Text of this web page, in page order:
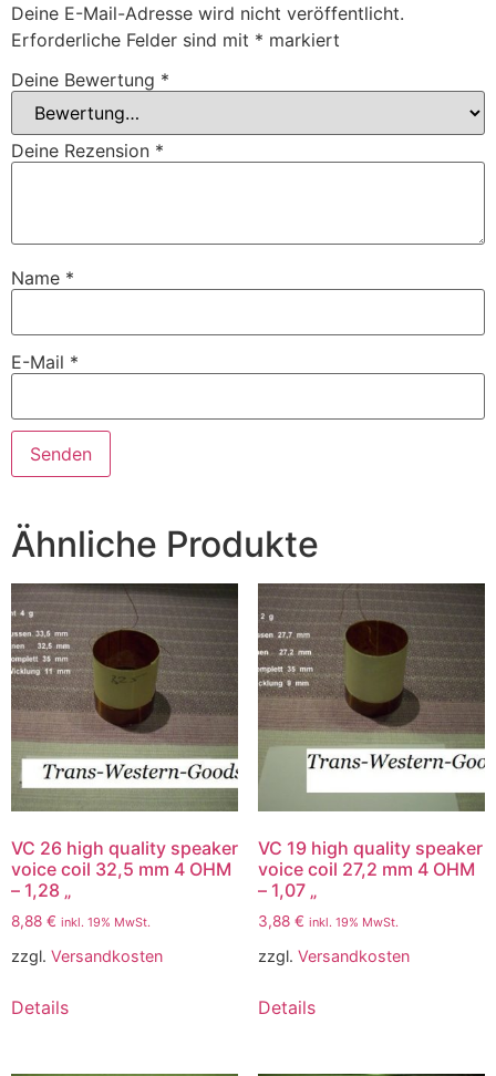
Deine E-Mail-Adresse wird nicht veröffentlicht.
Erforderliche Felder sind mit * markiert
Deine Bewertung *
Deine Rezension *
Name *
E-Mail *
Ähnliche Produkte
VC 26 high quality speaker
voice coil 32,5 mm 4 OHM
– 1,28 „
8,88 € inkl. 19% MwSt.
zzgl. Versandkosten
Details
VC 19 high quality speaker
voice coil 27,2 mm 4 OHM
– 1,07 „
3,88 € inkl. 19% MwSt.
zzgl. Versandkosten
Details